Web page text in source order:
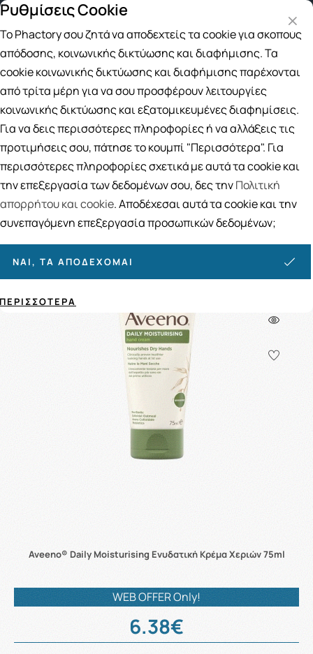
Δωρεάν μεταφορικά για αγορές άνω των 49€
Αναζήτηση
Αρχική / Εταιρίες / Aveeno
Aveeno
Ταξινόμηση Προβολή
5 ΠΡΟΪΌΝΤΑ
Aveeno® Daily Moisturising Ενυδατική Κρέμα Χεριών 75ml
WEB OFFER Only!
6.38€
Ρυθμίσεις Cookie
Το Phactory σου ζητά να αποδεχτείς τα cookie για σκοπούς
απόδοσης, κοινωνικής δικτύωσης και διαφήμισης. Τα
cookie κοινωνικής δικτύωσης και διαφήμισης παρέχονται
από τρίτα μέρη για να σου προσφέρουν λειτουργίες
κοινωνικής δικτύωσης και εξατομικευμένες διαφημίσεις.
Για να δεις περισσότερες πληροφορίες ή να αλλάξεις τις
προτιμήσεις σου, πάτησε το κουμπί "Περισσότερα". Για
περισσότερες πληροφορίες σχετικά με αυτά τα cookie και
την επεξεργασία των δεδομένων σου, δες τηνΠολιτική
απορρήτου και cookie. Αποδέχεσαι αυτά τα cookie και την
συνεπαγόμενη επεξεργασία προσωπικών δεδομένων;
ΝΑΙ, ΤΑ ΑΠΟΔΈΧΟΜΑΙ
ΠΕΡΙΣΣΌΤΕΡΑ